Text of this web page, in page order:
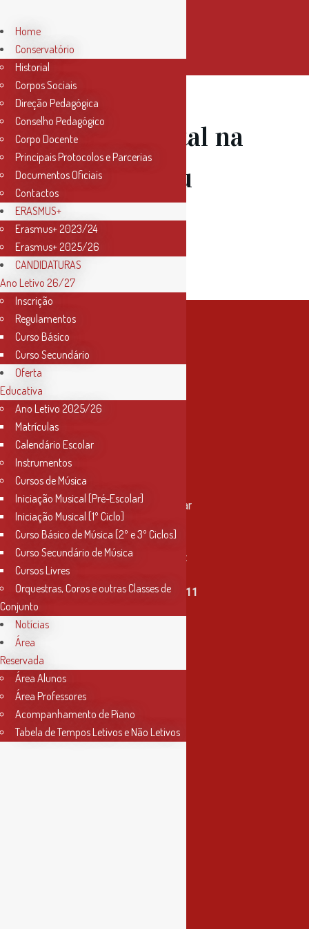
15 Fev
Recital na
Casa Museu
Passos
Canavarro
Contactos
Rua Miguel Bombarda, nº 4, 1º andar
2000-080 Santarém
info@conservatoriosantarem.pt
T. (+351) 915 335 478 / 913 890 411
Horário Secretaria
2ª, 3ª, 5ª e 6ª feira
das 9h às 17h30
4ª feira
das 9h às 13h
Home
Conservatório
Historial
Corpos Sociais
Direção Pedagógica
Conselho Pedagógico
Corpo Docente
Principais Protocolos e Parcerias
Documentos Oficiais
Contactos
ERASMUS+
Erasmus+ 2023/24
Erasmus+ 2025/26
CANDIDATURAS
Ano Letivo 26/27
Inscrição
Regulamentos
Curso Básico
Curso Secundário
Oferta
Educativa
Ano Letivo 2025/26
Matrículas
Calendário Escolar
Instrumentos
Cursos de Música
Iniciação Musical [Pré-Escolar]
Iniciação Musical [1º Ciclo]
Curso Básico de Música [2º e 3º Ciclos]
Curso Secundário de Música
Cursos Livres
Orquestras, Coros e outras Classes de
Conjunto
Notícias
Área
Reservada
Área Alunos
Área Professores
Acompanhamento de Piano
Tabela de Tempos Letivos e Não Letivos